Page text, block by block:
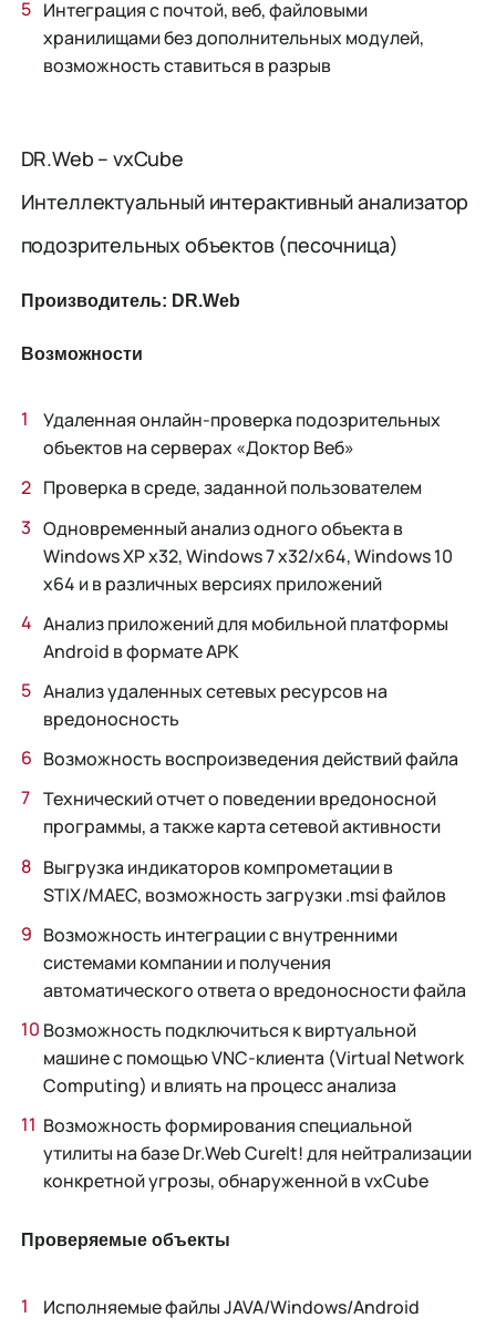
Интеграция с почтой, веб, файловыми
хранилищами без дополнительных модулей,
возможность ставиться в разрыв
DR.Web – vxCube
Интеллектуальный интерактивный анализатор
подозрительных объектов (песочница)
Производитель: DR.Web
Возможности
Удаленная онлайн-проверка подозрительных
объектов на серверах «Доктор Веб»
Проверка в среде, заданной пользователем
Одновременный анализ одного объекта в
Windows XP x32, Windows 7 x32/x64, Windows 10
x64 и в различных версиях приложений
Анализ приложений для мобильной платформы
Android в формате APK
Анализ удаленных сетевых ресурсов на
вредоносность
Возможность воспроизведения действий файла
Технический отчет о поведении вредоносной
программы, а также карта сетевой активности
Выгрузка индикаторов компрометации в
STIX/MAEC, возможность загрузки .msi файлов
Возможность интеграции с внутренними
системами компании и получения
автоматического ответа о вредоносности файла
Возможность подключиться к виртуальной
машине с помощью VNC-клиента (Virtual Network
Computing) и влиять на процесс анализа
Возможность формирования специальной
утилиты на базе Dr.Web Curelt! для нейтрализации
конкретной угрозы, обнаруженной в vxCube
Проверяемые объекты
Исполняемые файлы JAVA/Windows/Android